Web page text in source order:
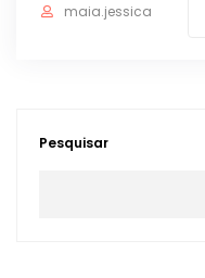
maia.jessica
Pesquisar